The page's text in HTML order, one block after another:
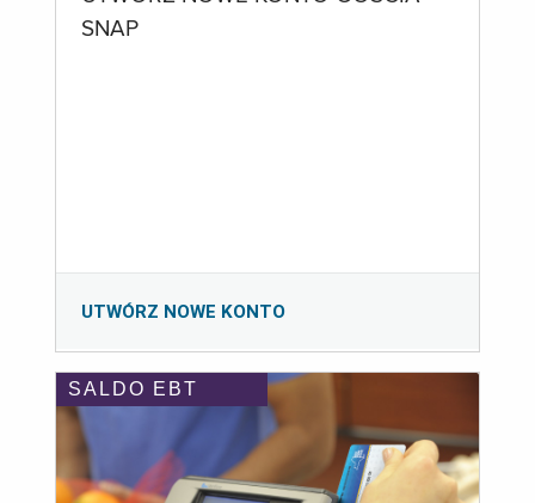
SNAP
UTWÓRZ NOWE KONTO
SALDO EBT